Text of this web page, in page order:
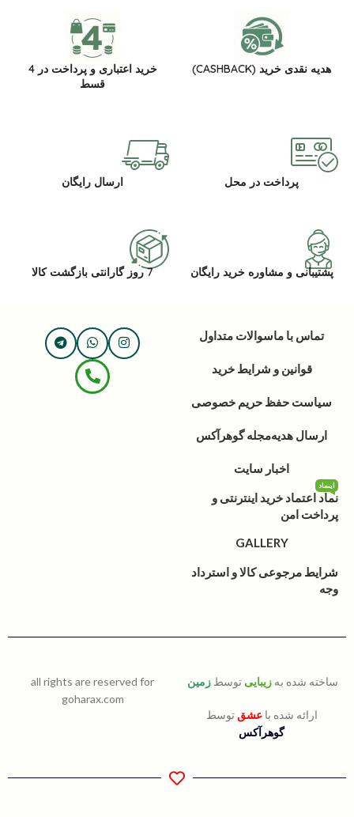
هدیه نقدی خرید (CASHBACK)
خرید اعتباری و پرداخت در 4
قسط
پرداخت در محل ارسال رایگان
پشتیبانی و مشاوره خرید رایگان 7 روز گارانتی بازگشت کالا
تماس با ماسوالات متداول
قوانین و شرایط خرید
سیاست حفظ حریم خصوصی
ارسال هدیهمجله گوهرآکس
اخبار سایت
نماد اعتماد خرید اینترنتی و
پرداخت امن
اینماد
GALLERY
شرایط مرجوعی کالا و استرداد
وجه
ساخته شده به زیبایی توسط زمین
ارائه شده باعشق توسط
گوهرآکس
all rights are reserved for
goharax.com